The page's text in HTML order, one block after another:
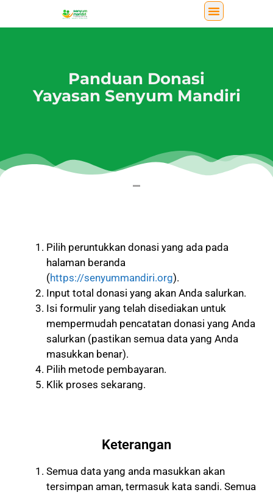
Panduan Donasi
Yayasan Senyum Mandiri
Pilih peruntukkan donasi yang ada pada
halaman beranda
(https://senyummandiri.org).
Input total donasi yang akan Anda salurkan.
Isi formulir yang telah disediakan untuk
mempermudah pencatatan donasi yang Anda
salurkan (pastikan semua data yang Anda
masukkan benar).
Pilih metode pembayaran.
Klik proses sekarang.
Keterangan
Semua data yang anda masukkan akan
tersimpan aman, termasuk kata sandi. Semua